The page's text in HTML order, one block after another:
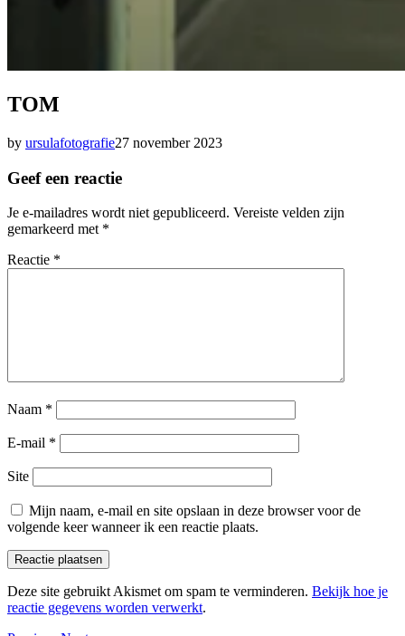
TOM
by ursulafotografie27 november 2023
Geef een reactie
Je e-mailadres wordt niet gepubliceerd. Vereiste velden zijn
gemarkeerd met *
Reactie *
Naam *
E-mail *
Site
Mijn naam, e-mail en site opslaan in deze browser voor de
volgende keer wanneer ik een reactie plaats.
Deze site gebruikt Akismet om spam te verminderen. Bekijk hoe je
reactie gegevens worden verwerkt.